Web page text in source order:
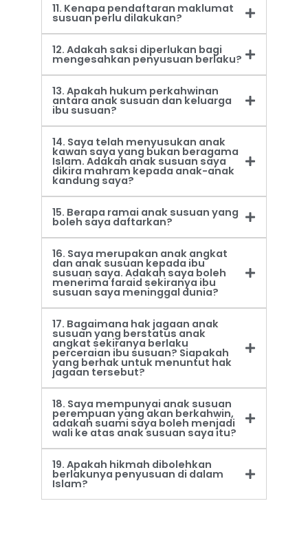
11. Kenapa pendaftaran maklumat
susuan perlu dilakukan?
12. Adakah saksi diperlukan bagi
mengesahkan penyusuan berlaku?
13. Apakah hukum perkahwinan
antara anak susuan dan keluarga
ibu susuan?
14. Saya telah menyusukan anak
kawan saya yang bukan beragama
Islam. Adakah anak susuan saya
dikira mahram kepada anak-anak
kandung saya?
15. Berapa ramai anak susuan yang
boleh saya daftarkan?
16. Saya merupakan anak angkat
dan anak susuan kepada ibu
susuan saya. Adakah saya boleh
menerima faraid sekiranya ibu
susuan saya meninggal dunia?
17. Bagaimana hak jagaan anak
susuan yang berstatus anak
angkat sekiranya berlaku
perceraian ibu susuan? Siapakah
yang berhak untuk menuntut hak
jagaan tersebut?
18. Saya mempunyai anak susuan
perempuan yang akan berkahwin,
adakah suami saya boleh menjadi
wali ke atas anak susuan saya itu?
19. Apakah hikmah dibolehkan
berlakunya penyusuan di dalam
Islam?